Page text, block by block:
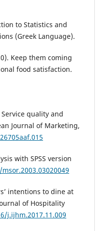
to Statistics and
(Greek Language).
Keep them coming
food satisfaction.
Service quality and
Journal of Marketing,
with SPSS version
intentions to dine at
of Hospitality
j.ijhm.2017.11.009